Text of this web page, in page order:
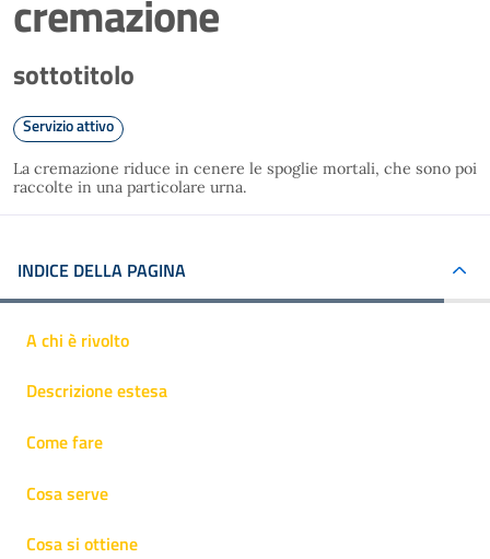
cremazione
sottotitolo
Servizio attivo
La cremazione riduce in cenere le spoglie mortali, che sono poi
raccolte in una particolare urna.
INDICE DELLA PAGINA
A chi è rivolto
Descrizione estesa
Come fare
Cosa serve
Cosa si ottiene